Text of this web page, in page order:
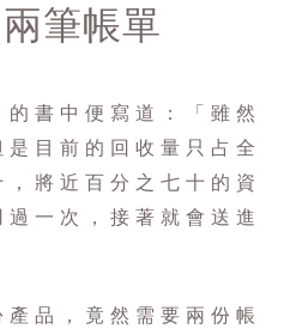
筆帳單
書中便寫道：「雖然
目前的回收量只占全
將近百分之七十的資
一次，接著就會送進
品，竟然需要兩份帳